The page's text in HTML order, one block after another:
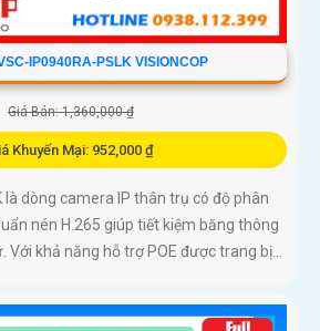
IP0940RA-PSLK VISIONCOP
Giá Bán: 1,360,000 ₫
Khuyến Mại: 952,000 ₫
là dòng camera IP thân trụ có độ phân
nén H.265 giúp tiết kiệm băng thông
khả năng hỗ trợ POE được trang bị...